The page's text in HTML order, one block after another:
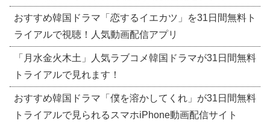
おすすめ韓国ドラマ「恋するイエカツ」を31日間無料ト
ライアルで視聴！人気動画配信アプリ
「月水金火木土」人気ラブコメ韓国ドラマが31日間無料
トライアルで見れます！
おすすめ韓国ドラマ「僕を溶かしてくれ」が31日間無料
トライアルで見られるスマホiPhone動画配信サイト